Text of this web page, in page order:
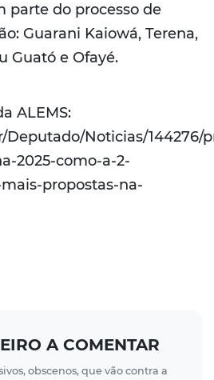
parte do processo de
Guarani Kaiowá, Terena,
Guató e Ofayé.
ALEMS:
Deputado/Noticias/144276/
2025-como-a-2-
propostas-na-
A COMENTAR
obscenos, que vão contra a